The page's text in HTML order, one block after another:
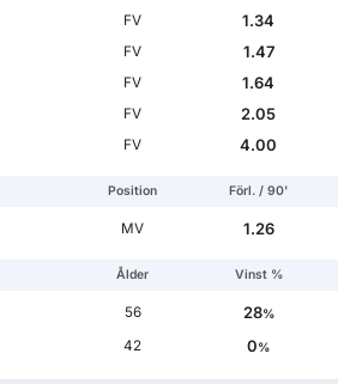
FV
1.34
FV
1.47
FV
1.64
FV
2.05
FV 4.00
Position Förl. / 90'
MV 1.26
Ålder Vinst %
56 28%
42 0%